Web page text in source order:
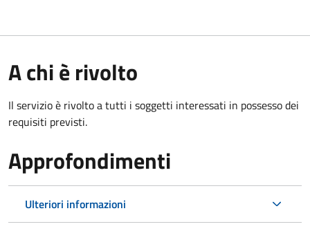
A chi è rivolto
Il servizio è rivolto a tutti i soggetti interessati in possesso dei
requisiti previsti.
Approfondimenti
Ulteriori informazioni